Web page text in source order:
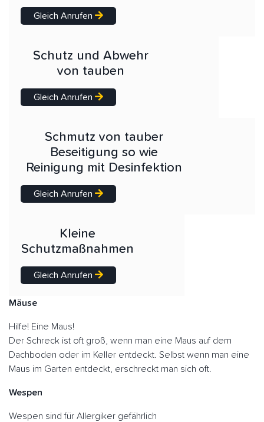
Gleich Anrufen
Schutz und Abwehr
von tauben
Gleich Anrufen
Schmutz von tauber
Beseitigung so wie
Reinigung mit Desinfektion
Gleich Anrufen
Kleine
Schutzmaßnahmen
Gleich Anrufen
Mäuse
Hilfe! Eine Maus!
Der Schreck ist oft groß, wenn man eine Maus auf dem
Dachboden oder im Keller entdeckt. Selbst wenn man eine
Maus im Garten entdeckt, erschreckt man sich oft.
Wespen
Wespen sind für Allergiker gefährlich